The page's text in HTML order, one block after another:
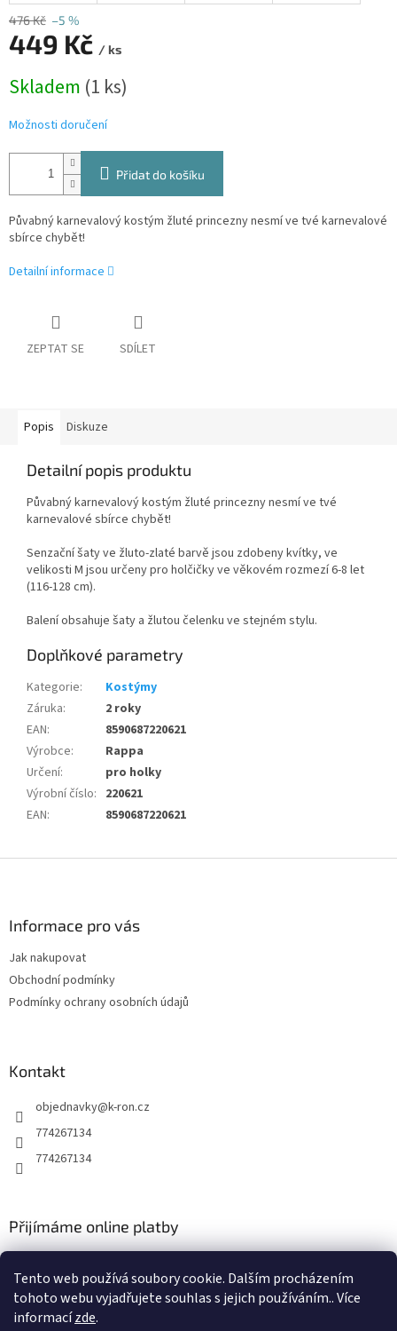
Tento web používá soubory cookie. Dalším procházením
tohoto webu vyjadřujete souhlas s jejich používáním.. Více
informacízde.
476 Kč –5 %
449 Kč / ks
cena:
Skladem (1 ks)
Možnosti doručení
Přidat do košíku
Půvabný karnevalový kostým žluté princezny nesmí ve tvé karnevalové
sbírce chybět!
Detailní informace
ZEPTAT SE SDÍLET
Popis Diskuze
Detailní popis produktu
Půvabný karnevalový kostým žluté princezny nesmí ve tvé
karnevalové sbírce chybět!
Senzační šaty ve žluto-zlaté barvě jsou zdobeny kvítky, ve
velikosti M jsou určeny pro holčičky ve věkovém rozmezí 6-8 let
(116-128 cm).
Balení obsahuje šaty a žlutou čelenku ve stejném stylu.
Doplňkové parametry
Kategorie:
Kostýmy
Záruka:
2 roky
EAN:
8590687220621
Výrobce:
Rappa
Určení:
pro holky
Výrobní číslo: 220621
EAN: 8590687220621
Informace pro vás
Jak nakupovat
Obchodní podmínky
Podmínky ochrany osobních údajů
Kontakt
objednavky@k-ron.cz
774267134
774267134
Přijímáme online platby